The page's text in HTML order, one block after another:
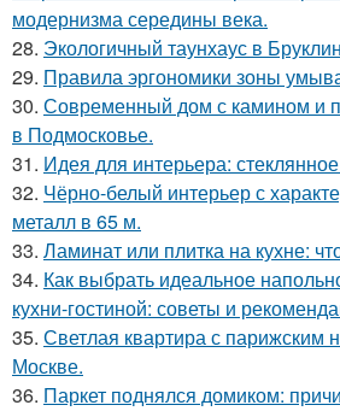
модернизма середины века.
28. Экологичный таунхаус в
29. Правила эргономики зоны
30. Современный дом с камином и
в Подмосковье.
31. Идея для интерьера:
32. Чёрно-белый интерьер с
металл в 65 м.
33. Ламинат или плитка на кухне:
34. Как выбрать идеальное
кухни-гостиной: советы и
35. Светлая квартира с парижским
Москве.
36. Паркет поднялся домиком: